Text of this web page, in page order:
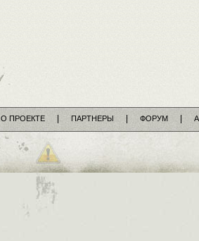
О ПРОЕКТЕ ПАРТНЕРЫ ФОРУМ